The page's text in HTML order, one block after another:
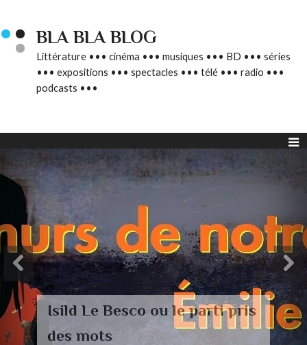
BLA BLA BLOG
Littérature ••• cinéma ••• musiques ••• BD ••• séries
••• expositions ••• spectacles ••• télé ••• radio •••
podcasts •••
L’autre Mendelssohn